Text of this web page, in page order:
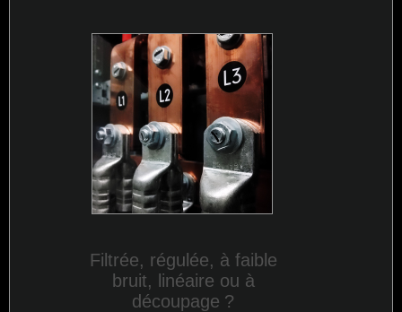
Filtrée, régulée, à faible
bruit, linéaire ou à
découpage ?